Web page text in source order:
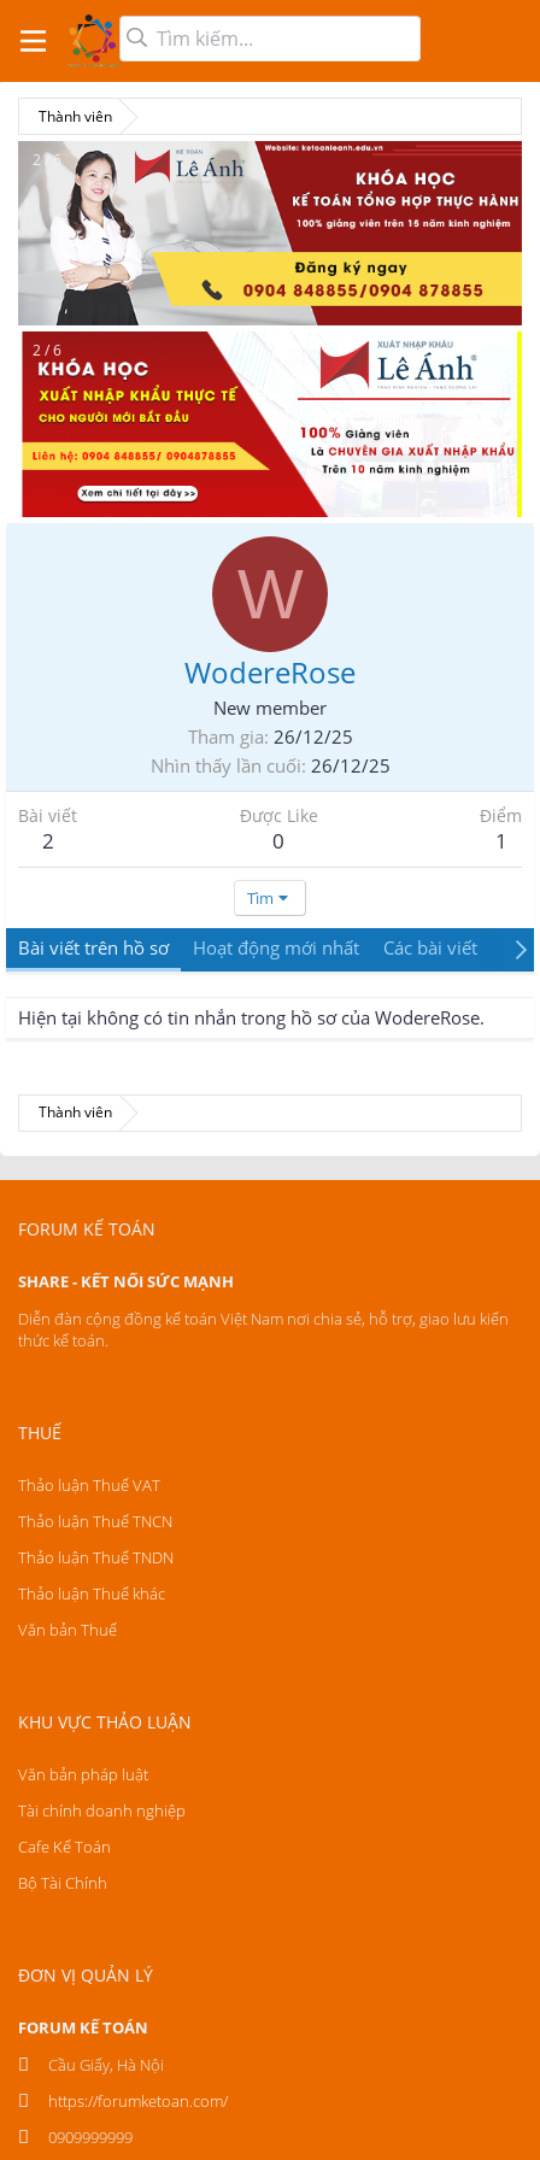
Thành viên
2 / 6
2 / 6
W
WodereRose
New member
Tham gia 26/12/25
Nhìn thấy lần cuối 26/12/25
Bài viết
2
Được Like
0
Điểm
1
Tìm
Bài viết trên hồ sơ Hoạt động mới nhất Các bài viết
Hiện tại không có tin nhắn trong hồ sơ của WodereRose.
Thành viên
FORUM KẾ TOÁN
SHARE - KẾT NỐI SỨC MẠNH
Diễn đàn cộng đồng kế toán Việt Nam nơi chia sẻ, hỗ trợ, giao lưu kiến
thức kế toán.
THUẾ
Thảo luận Thuế VAT
Thảo luận Thuế TNCN
Thảo luận Thuế TNDN
Thảo luận Thuế khác
Văn bản Thuế
KHU VỰC THẢO LUẬN
Văn bản pháp luật
Tài chính doanh nghiệp
Cafe Kế Toán
Bộ Tài Chính
ĐƠN VỊ QUẢN LÝ
FORUM KẾ TOÁN
Cầu Giấy, Hà Nội
https://forumketoan.com/
0909999999